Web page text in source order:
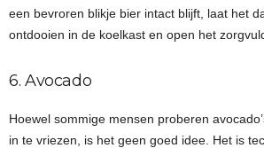
een bevroren blikje bier intact blijft, laat het
ontdooien in de koelkast en open het
6. Avocado
Hoewel sommige mensen proberen
in te vriezen, is het geen goed idee. Het is